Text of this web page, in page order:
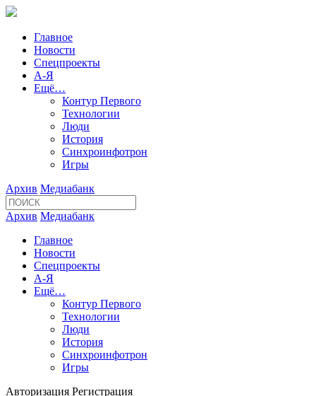
Главное
Новости
Спецпроекты
А-Я
Ещё…
Контур Первого
Технологии
Люди
История
Синхроинфотрон
Игры
Архив Медиабанк
Архив Медиабанк
Главное
Новости
Спецпроекты
А-Я
Ещё…
Контур Первого
Технологии
Люди
История
Синхроинфотрон
Игры
Авторизация Регистрация